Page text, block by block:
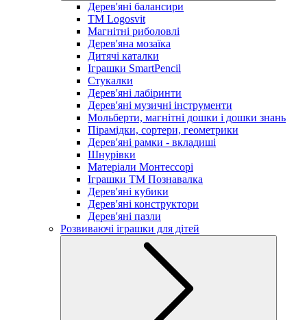
Дерев'яні балансири
TM Logosvit
Магнітні риболовлі
Дерев'яна мозаїка
Дитячі каталки
Іграшки SmartPencil
Стукалки
Дерев'яні лабіринти
Дерев'яні музичні інструменти
Мольберти, магнітні дошки і дошки знань
Пірамідки, сортери, геометрики
Дерев'яні рамки - вкладиші
Шнурівки
Матеріали Монтессорі
Іграшки ТМ Познавалка
Дерев'яні кубики
Дерев'яні конструктори
Дерев'яні пазли
Розвиваючі іграшки для дітей